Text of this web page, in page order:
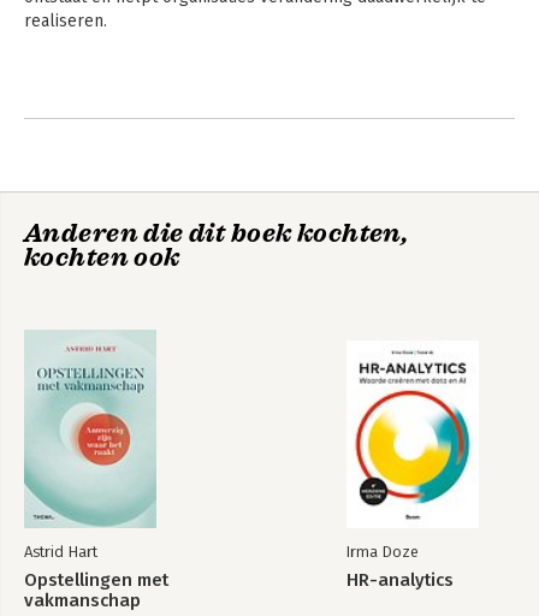
realiseren.
Anderen die dit boek kochten,
kochten ook
Astrid Hart
Opstellingen met
vakmanschap
Irma Doze
HR-analytics